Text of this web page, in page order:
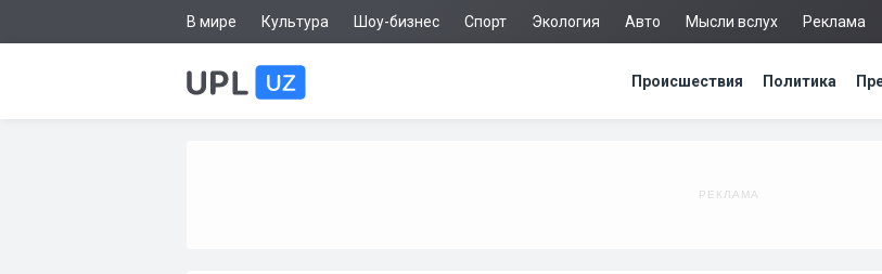
В мире Культура Шоу-бизнес Спорт Экология Авто Мысли вслух Реклама
Происшествия Политика